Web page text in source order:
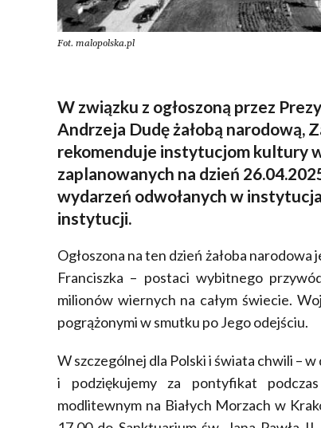
Fot. malopolska.pl
W związku z ogłoszoną przez
Andrzeja Dudę żałobą narodową,
rekomenduje instytucjom kultury
zaplanowanych na dzień
wydarzeń odwołanych w
instytucji.
Ogłoszona na ten dzień żałoba
Franciszka – postaci wybitnego
milionów wiernych na całym świecie.
pogrążonymi w smutku po Jego odejściu.
W szczególnej dla Polski i świata chwili –
i podziękujemy za pontyfikat
modlitewnym na Białych Morzach w